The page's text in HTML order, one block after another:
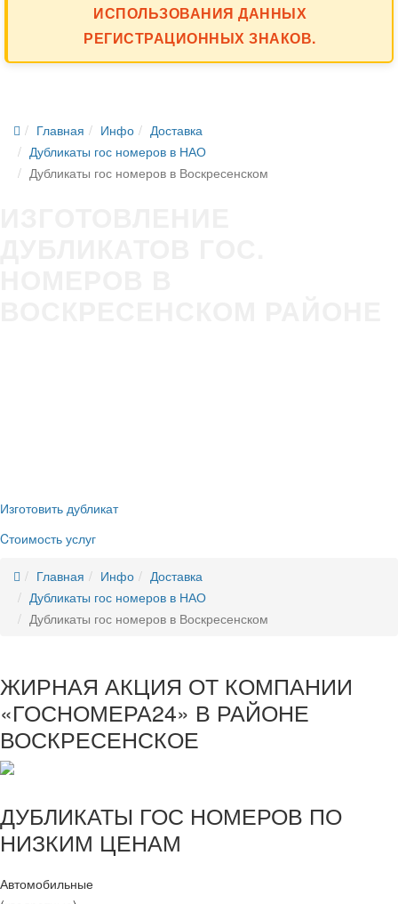
ИСПОЛЬЗОВАНИЯ ДАННЫХ
РЕГИСТРАЦИОННЫХ ЗНАКОВ.
Главная Инфо
Доставка
Дубликаты гос номеров в НАО
Дубликаты гос номеров в Воскресенском
Изготовить дубликат
Cтоимость услуг
Главная Инфо
Доставка
Дубликаты гос номеров в НАО
Дубликаты гос номеров в Воскресенском
ЖИРНАЯ АКЦИЯ ОТ КОМПАНИИ
«ГОСНОМЕРА24» В РАЙОНЕ
ВОСКРЕСЕНСКОЕ
ДУБЛИКАТЫ ГОС НОМЕРОВ ПО
НИЗКИМ ЦЕНАМ
Автомобильные